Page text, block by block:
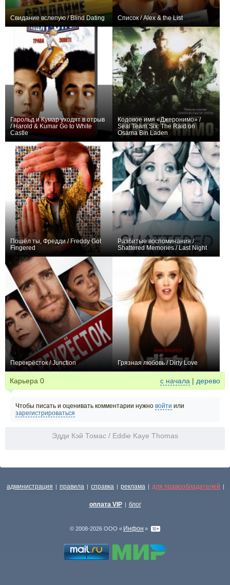
Свидание вслепую / Blind Dating Список / Alex & the List
Гарольд и Кумар уходят в отрыв
/ Harold & Kumar Go to White
Castle
Кодовое имя «Джеронимо» /
Seal Team Six: The Raid on
Osama Bin Laden
Пошёл ты, Фредди / Freddy Got
Fingered
Разбитые воспоминания /
Shattered Memories / Last Night
Перекрёсток / Junction Грязная любовь / Dirty Love
Карьера 0 с начала | дерево
Чтобы писать и оценивать комментарии нужно войти или
зарегистрироваться
Эдди Кэй Томас / Eddie Kaye Thomas
администрация | правила | справка | реклама | для правообладателей |
оплата VIP | блог
© 2008-2026 ООО « Инфон »